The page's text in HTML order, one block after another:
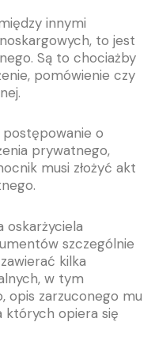
innymi
to jest
Są to chociażby
pomówienie czy
postępowanie o
prywatnego,
musi złożyć akt
oskarżyciela
szczególnie
kilka
w tym
opis zarzuconego mu
których opiera się